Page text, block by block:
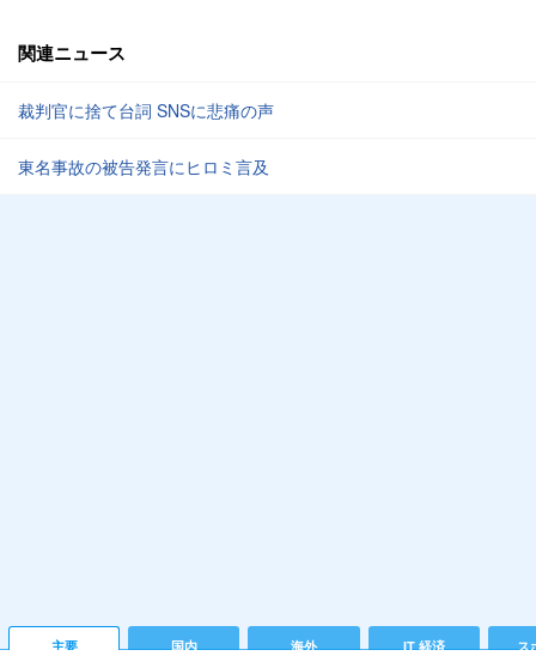
関連ニュース
裁判官に捨て台詞 SNSに悲痛の声
東名事故の被告発言にヒロミ言及
主要 国内 海外 IT 経済 ス